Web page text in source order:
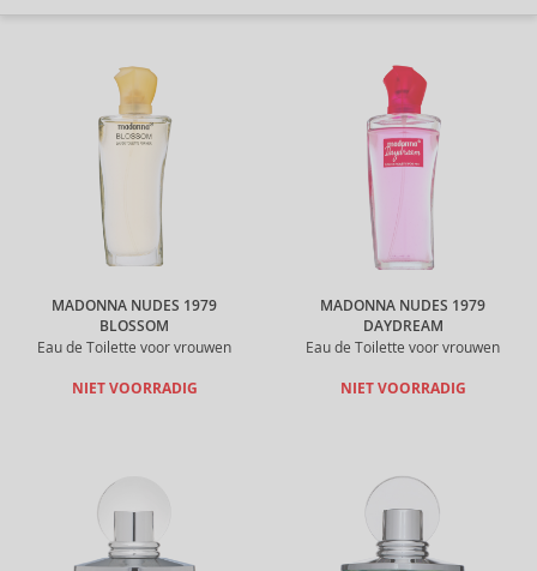
MADONNA NUDES 1979
BLOSSOM
Eau de Toilette voor vrouwen
NIET VOORRADIG
MADONNA NUDES 1979
DAYDREAM
Eau de Toilette voor vrouwen
NIET VOORRADIG